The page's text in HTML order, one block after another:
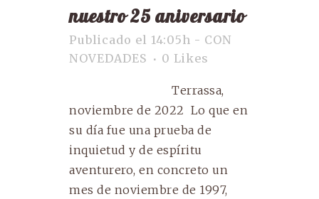
nuestro 25 aniversario
Publicado el 14:05h - CON
NOVEDADES
0 Likes
Terrassa,
noviembre de 2022 Lo que en
su día fue una prueba de
inquietud y de espíritu
aventurero, en concreto un
mes de noviembre de 1997,